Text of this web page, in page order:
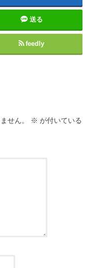
送る
feedly
せん。 ※ が付いている